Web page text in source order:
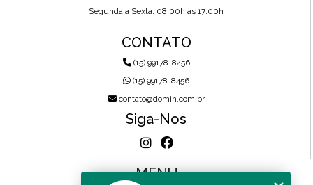
Segunda a Sexta: 08:00h às 17:00h
CONTATO
(15) 99178-8456
(15) 99178-8456
contato@domih.com.br
Siga-Nos
MENU